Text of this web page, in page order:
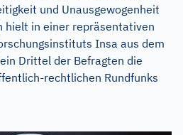
und Unausgewogenheit
hielt in einer repräsentativen
Insa aus dem
Drittel der Befragten die
rechtlichen Rundfunks